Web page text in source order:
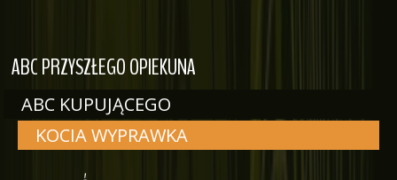
ABC PRZYSZŁEGO OPIEKUNA
ABC KUPUJĄCEGO
KOCIA WYPRAWKA